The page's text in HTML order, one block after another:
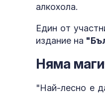
алкохола.
Един от
издание на
Няма
"Най-лесно е